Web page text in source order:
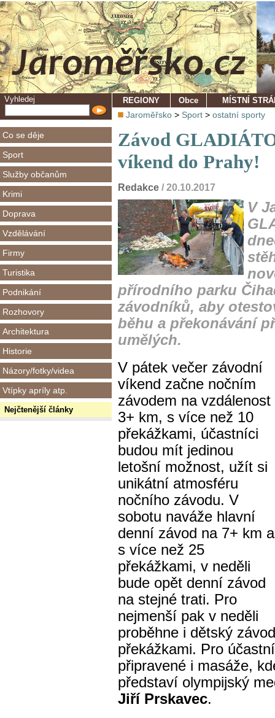
Vyhledej
Co se děje
Sport
Služby občanům
Krimi
Doprava
Vzdělávání
Firmy
Turistika
Podnikání
Rozhovory
Architektura
Historie
Názory/fotky/videa
Vtípky apríly atp.
Nejčtenější články
REGIONY Obce MÍSTNÍ
Jaroměřsko > Sport > ostatní sporty
Závod
víkend do Prahy!
Redakce / 20.10.2017
V
přírodního parku
závodníků, aby
běhu a překonávání
umělých.
V pátek večer závodní
víkend začne nočním
závodem na vzdálenost
3+ km, s více než 10
překážkami, účastníci
budou mít jedinou
letošní možnost, užít si
unikátní atmosféru
nočního závodu. V
sobotu naváže hlavní
denní závod na 7+ km a
s více než 25
překážkami, v neděli
bude opět denní závod
na stejné trati. Pro
nejmenší pak v neděli
proběhne i dětský
překážkami. Pro
připravené i masáže,
představí olympijský
Jiří Prskavec.